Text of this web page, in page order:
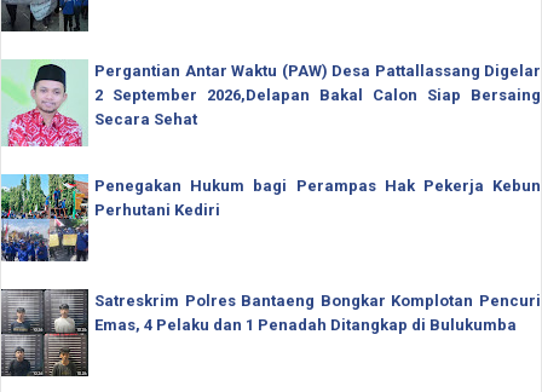
Pergantian Antar Waktu (PAW) Desa Pattallassang Digelar
2 September 2026,Delapan Bakal Calon Siap Bersaing
Secara Sehat
Penegakan Hukum bagi Perampas Hak Pekerja Kebun
Perhutani Kediri
Satreskrim Polres Bantaeng Bongkar Komplotan Pencuri
Emas, 4 Pelaku dan 1 Penadah Ditangkap di Bulukumba